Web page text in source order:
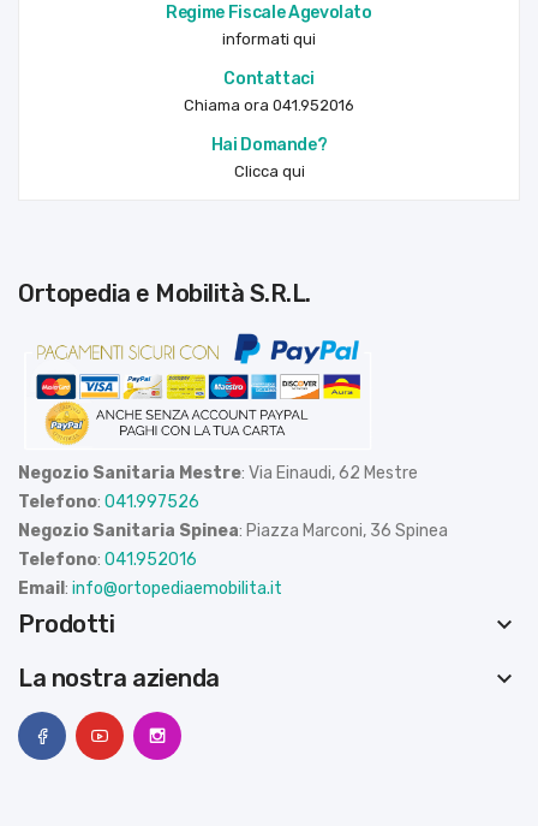
Regime Fiscale Agevolato
informati qui
Contattaci
Chiama ora 041.952016
Hai Domande?
Clicca qui
Ortopedia e Mobilità S.R.L.
Negozio Sanitaria Mestre: Via Einaudi, 62 Mestre
Telefono: 041.997526
Negozio Sanitaria Spinea: Piazza Marconi, 36 Spinea
Telefono: 041.952016
Email : info@ortopediaemobilita.it
Prodotti
keyboard_arrow_down
La nostra azienda
keyboard_arrow_down